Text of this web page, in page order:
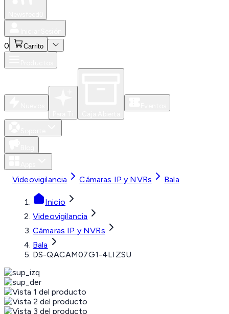
0 Carrito
Videovigilancia Cámaras IP y NVRs Bala
Inicio
Videovigilancia
Cámaras IP y NVRs
Bala
DS-QACAM07G1-4LIZSU